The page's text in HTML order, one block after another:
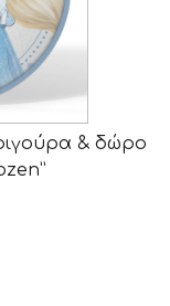
& δώρο